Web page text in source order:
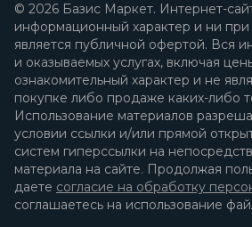
© 2026 Базис Маркет. Интернет-
информационный характер и ни при
является публичной офертой. Вся
и оказываемых услугах, включая
ознакомительный характер и не
покупке либо продаже каких-либо
Использование материалов
условии ссылки и/или прямой
систем гиперссылки на
материала на сайте. Продолжая
даете согласие на обработку
соглашаетесь на использование